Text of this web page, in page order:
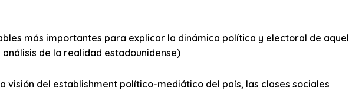
más importantes para explicar la dinámica política y electoral de aquel
de la realidad estadounidense)
visión del establishment político-mediático del país, las clases sociales